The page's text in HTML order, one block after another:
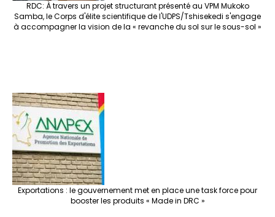
RDC: À travers un projet structurant présenté au VPM Mukoko
Samba, le Corps d'élite scientifique de l'UDPS/Tshisekedi s'engage
à accompagner la vision de la « revanche du sol sur le sous-sol »
Exportations : le gouvernement met en place une task force pour
booster les produits « Made in DRC »